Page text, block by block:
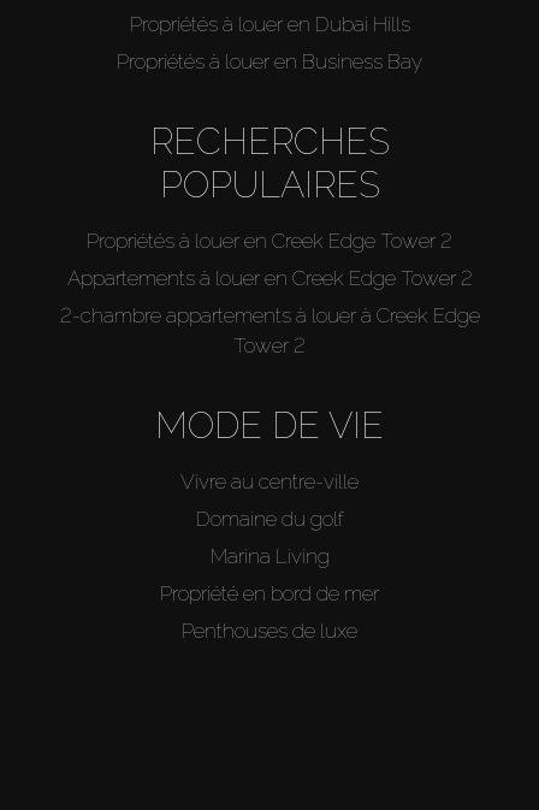
Propriétés à louer en Dubai Hills
Propriétés à louer en Business Bay
RECHERCHES
POPULAIRES
Propriétés à louer en Creek Edge Tower 2
Appartements à louer en Creek Edge Tower 2
2-chambre appartements à louer à Creek Edge
Tower 2
MODE DE VIE
Vivre au centre-ville
Domaine du golf
Marina Living
Propriété en bord de mer
Penthouses de luxe